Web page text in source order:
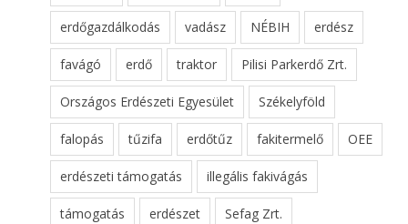
erdőgazdálkodás vadász NÉBIH erdész
favágó erdő traktor Pilisi Parkerdő Zrt.
Országos Erdészeti Egyesület Székelyföld
falopás tűzifa erdőtűz fakitermelő OEE
erdészeti támogatás illegális fakivágás
támogatás erdészet Sefag Zrt.